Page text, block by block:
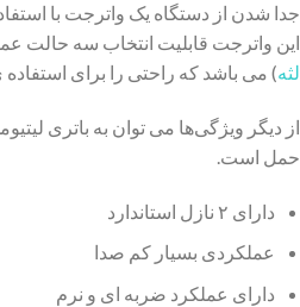
جدا شدن از دستگاه یک واترجت با
این واترجت قابلیت انتخاب سه
لثه) می باشد که راحتی را برای
حمل است.
دارای ۲ نازل استاندارد
عملکردی بسیار کم صدا
دارای عملکرد ضربه ای و نرم